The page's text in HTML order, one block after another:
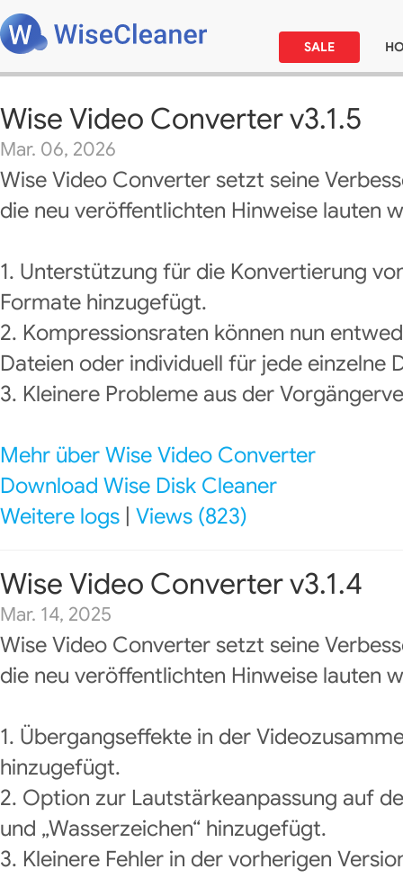
SALE
Wise Video Converter v3.1.5
Mar. 06, 2026
Wise Video Converter setzt seine
die neu veröffentlichten Hinweise lauten
1. Unterstützung für die Konvertierung
Formate hinzugefügt.
2. Kompressionsraten können nun
Dateien oder individuell für jede einzelne
3. Kleinere Probleme aus der
Mehr über Wise Video Converter
Download Wise Disk Cleaner
Weitere logs Views (823)
Wise Video Converter v3.1.4
Mar. 14, 2025
Wise Video Converter setzt seine
die neu veröffentlichten Hinweise lauten
1. Übergangseffekte in der
hinzugefügt.
2. Option zur Lautstärkeanpassung auf
und „Wasserzeichen“ hinzugefügt.
3. Kleinere Fehler in der vorherigen